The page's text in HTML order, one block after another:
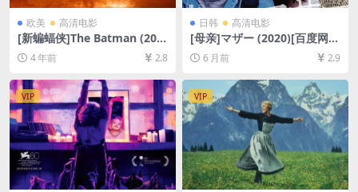
欧美 高清电影
[新蝙蝠侠]The Batman (202
2)[百度网盘+迅雷云盘资源10
80P超清未删减][MP4/11GB]
4 年前 2.8
日韩 高清电影
[母亲]マザー (2020)[百度网盘
+夸克网盘1080P超清未删减
资源][网盘在线播放/下载][MP
6 月前 2.9
VIP VIP